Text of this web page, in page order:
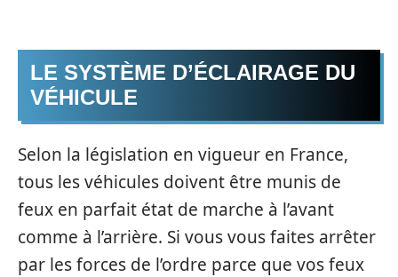
LE SYSTÈME D’ÉCLAIRAGE DU
VÉHICULE
Selon la législation en vigueur en France,
tous les véhicules doivent être munis de
feux en parfait état de marche à l’avant
comme à l’arrière. Si vous vous faites arrêter
par les forces de l’ordre parce que vos feux